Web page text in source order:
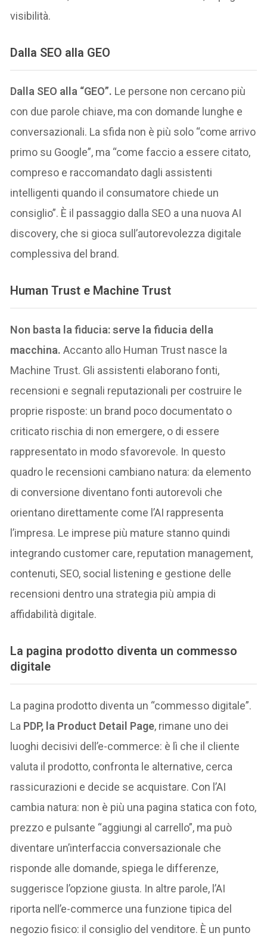
visibilità.
Dalla SEO alla GEO
Dalla SEO alla “GEO”. Le persone non cercano più
con due parole chiave, ma con domande lunghe e
conversazionali. La sfida non è più solo “come arrivo
primo su Google”, ma “come faccio a essere citato,
compreso e raccomandato dagli assistenti
intelligenti quando il consumatore chiede un
consiglio”. È il passaggio dalla SEO a una nuova AI
discovery, che si gioca sull’autorevolezza digitale
complessiva del brand.
Human Trust e Machine Trust
Non basta la fiducia: serve la fiducia della
macchina. Accanto allo Human Trust nasce la
Machine Trust. Gli assistenti elaborano fonti,
recensioni e segnali reputazionali per costruire le
proprie risposte: un brand poco documentato o
criticato rischia di non emergere, o di essere
rappresentato in modo sfavorevole. In questo
quadro le recensioni cambiano natura: da elemento
di conversione diventano fonti autorevoli che
orientano direttamente come l’AI rappresenta
l’impresa. Le imprese più mature stanno quindi
integrando customer care, reputation management,
contenuti, SEO, social listening e gestione delle
recensioni dentro una strategia più ampia di
affidabilità digitale.
La pagina prodotto diventa un commesso
digitale
La pagina prodotto diventa un “commesso digitale”.
La PDP, la Product Detail Page, rimane uno dei
luoghi decisivi dell’e-commerce: è lì che il cliente
valuta il prodotto, confronta le alternative, cerca
rassicurazioni e decide se acquistare. Con l’AI
cambia natura: non è più una pagina statica con foto,
prezzo e pulsante “aggiungi al carrello”, ma può
diventare un’interfaccia conversazionale che
risponde alle domande, spiega le differenze,
suggerisce l’opzione giusta. In altre parole, l’AI
riporta nell’e-commerce una funzione tipica del
negozio fisico: il consiglio del venditore. È un punto